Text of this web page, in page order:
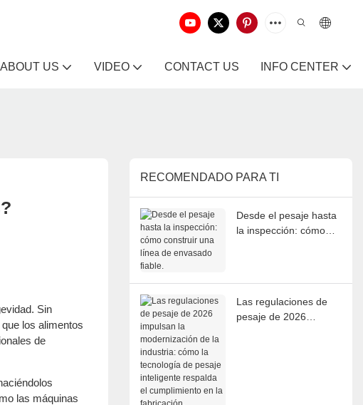
ABOUT US VIDEO CONTACT US INFO CENTER
Sin
los alimentos
de
las máquinas
RECOMENDADO PARA TI
Desde el pesaje hasta
la inspección: cómo
Las regulaciones de
pesaje de 2026